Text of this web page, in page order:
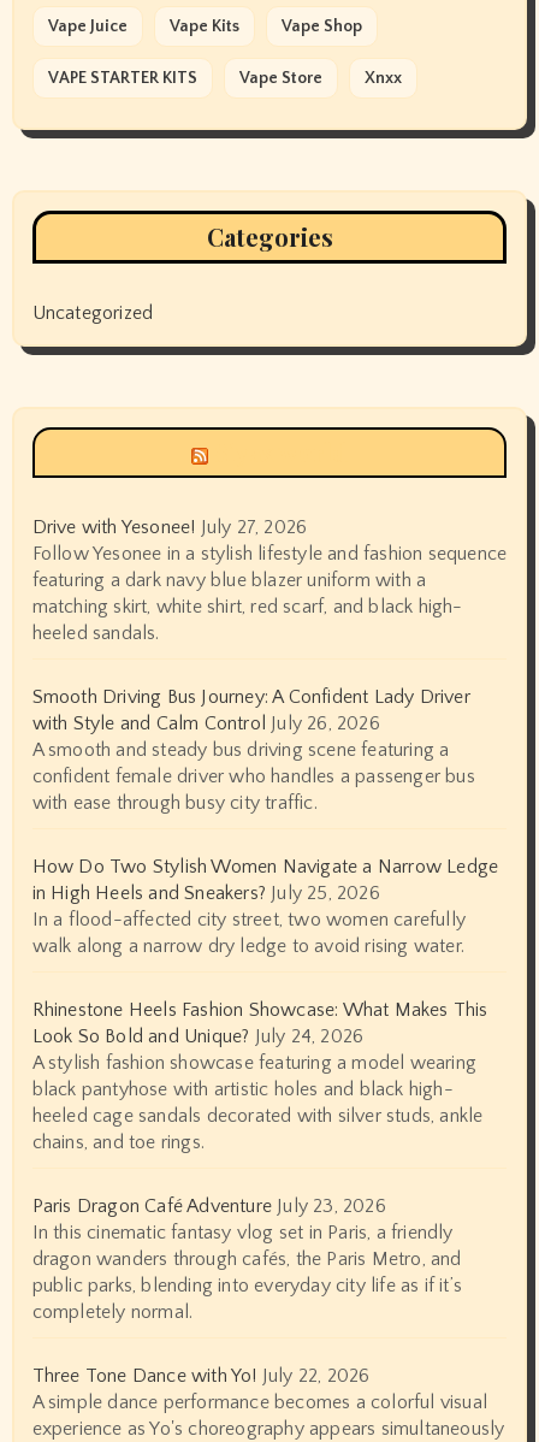
Vape Juice Vape Kits Vape Shop
VAPE STARTER KITS Vape Store Xnxx
Categories
Uncategorized
Drive with Yesonee! July 27, 2026
Follow Yesonee in a stylish lifestyle and fashion sequence
featuring a dark navy blue blazer uniform with a
matching skirt, white shirt, red scarf, and black high-
heeled sandals.
Smooth Driving Bus Journey: A Confident Lady Driver
with Style and Calm Control July 26, 2026
A smooth and steady bus driving scene featuring a
confident female driver who handles a passenger bus
with ease through busy city traffic.
How Do Two Stylish Women Navigate a Narrow Ledge
in High Heels and Sneakers? July 25, 2026
In a flood-affected city street, two women carefully
walk along a narrow dry ledge to avoid rising water.
Rhinestone Heels Fashion Showcase: What Makes This
Look So Bold and Unique? July 24, 2026
A stylish fashion showcase featuring a model wearing
black pantyhose with artistic holes and black high-
heeled cage sandals decorated with silver studs, ankle
chains, and toe rings.
Paris Dragon Café Adventure July 23, 2026
In this cinematic fantasy vlog set in Paris, a friendly
dragon wanders through cafés, the Paris Metro, and
public parks, blending into everyday city life as if it’s
completely normal.
Three Tone Dance with Yo! July 22, 2026
A simple dance performance becomes a colorful visual
experience as Yo's choreography appears simultaneously